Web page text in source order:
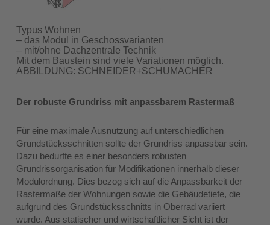
Typus Wohnen
– das Modul in Geschossvarianten
– mit/ohne Dachzentrale Technik
Mit dem Baustein sind viele Variationen möglich.
ABBILDUNG: SCHNEIDER+SCHUMACHER
Der robuste Grundriss mit anpassbarem Rastermaß
Für eine maximale Ausnutzung auf unterschiedlichen
Grundstücksschnitten sollte der Grundriss anpassbar sein.
Dazu bedurfte es einer besonders robusten
Grundrissorganisation für Modifikationen innerhalb dieser
Modulordnung. Dies bezog sich auf die Anpassbarkeit der
Rastermaße der Wohnungen sowie die Gebäudetiefe, die
aufgrund des Grundstücksschnitts in Oberrad variiert
wurde. Aus statischer und wirtschaftlicher Sicht ist der